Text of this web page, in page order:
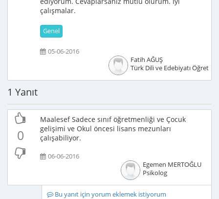
çalışmalar.
Genel
05-06-2016
Fatih AĞUŞ
Türk Dili ve Edebiyatı
1 Yanıt
0
Maalesef Sadece sınıf öğretmenliği ve Çocuk
gelişimi ve Okul öncesi lisans mezunları
çalışabiliyor.
06-06-2016
Egemen MERTOĞLU
Psikolog
Bu yanıt için yorum eklemek istiyorum